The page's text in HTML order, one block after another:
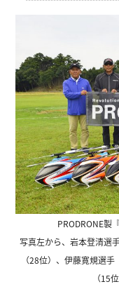
PRODRONE製
写真左から、岩本登清選
（28位）、伊藤寛規選
（15